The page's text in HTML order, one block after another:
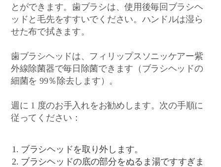
とができます。歯ブラシは、使用後毎回ブラシヘ
ッドと毛先をすすいでください。ハンドルは湿ら
せた布で拭きます。
歯ブラシヘッドは、フィリップスソニッケアー紫
外線除菌器で毎日除菌できます（ブラシヘッドの
細菌を 99％除去します）。
週に 1 度のお手入れをお勧めします。次の手順に
従ってください：
ブラシヘッドを取り外します。
ブラシヘッドの底の部分をぬるま湯ですすぎま